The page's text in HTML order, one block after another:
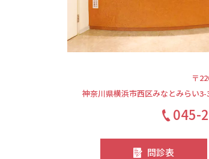
〒
神奈川県横浜市西区みなとみらい
045-
問診表